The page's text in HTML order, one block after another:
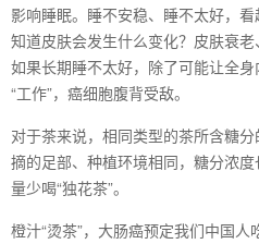
影响睡眠。睡不安稳、睡不太好，
知道皮肤会发生什么变化？皮肤衰
如果长期睡不太好，除了可能让全
“工作”，癌细胞腹背受敌。
对于茶来说，相同类型的茶所含糖
摘的足部、种植环境相同，糖分浓
量少喝“独花茶”。
橙汁“烫茶”，大肠癌预定我们中国人